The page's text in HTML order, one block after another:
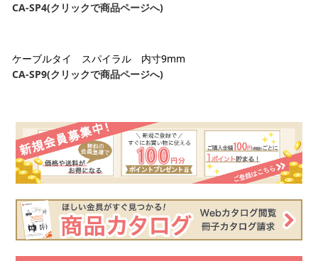
CA-SP4(クリックで商品ページへ)
ケーブルタイ スパイラル 内寸9mm
CA-SP9(クリックで商品ページへ)